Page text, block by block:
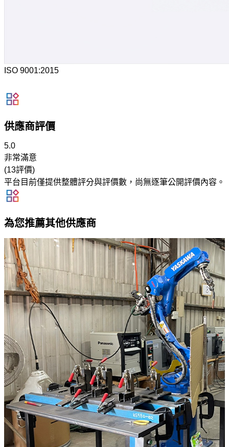
ISO 9001:2015
供應商評價
5.0
非常滿意
(13評價)
平台目前僅提供整體評分與評價數，尚無逐筆公開評價內容。
為您推薦其他供應商